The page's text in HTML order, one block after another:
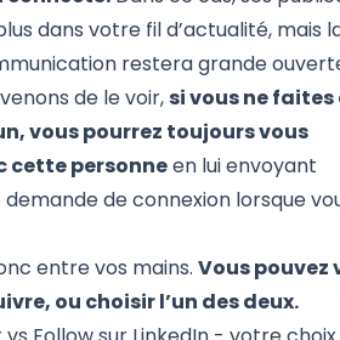
dans votre fil d’actualité, mais
restera grande
de le voir,si vous ne faites
vous pourrez toujours vous
cette personneen lui envoyant
de connexion lorsque
entre vos mains. Vous pouvez
ou choisir l’un des deux.